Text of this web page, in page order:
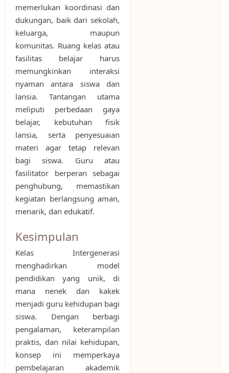
memerlukan koordinasi dan
dukungan, baik dari sekolah,
keluarga, maupun
komunitas. Ruang kelas atau
fasilitas belajar harus
memungkinkan interaksi
nyaman antara siswa dan
lansia. Tantangan utama
meliputi perbedaan gaya
belajar, kebutuhan fisik
lansia, serta penyesuaian
materi agar tetap relevan
bagi siswa. Guru atau
fasilitator berperan sebagai
penghubung, memastikan
kegiatan berlangsung aman,
menarik, dan edukatif.
Kesimpulan
Kelas Intergenerasi
menghadirkan model
pendidikan yang unik, di
mana nenek dan kakek
menjadi guru kehidupan bagi
siswa. Dengan berbagi
pengalaman, keterampilan
praktis, dan nilai kehidupan,
konsep ini memperkaya
pembelajaran akademik